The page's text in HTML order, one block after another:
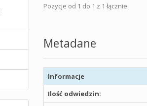
Pozycje od 1 do 1 z 1 łącznie
Metadane
Informacje
Ilość odwiedzin: